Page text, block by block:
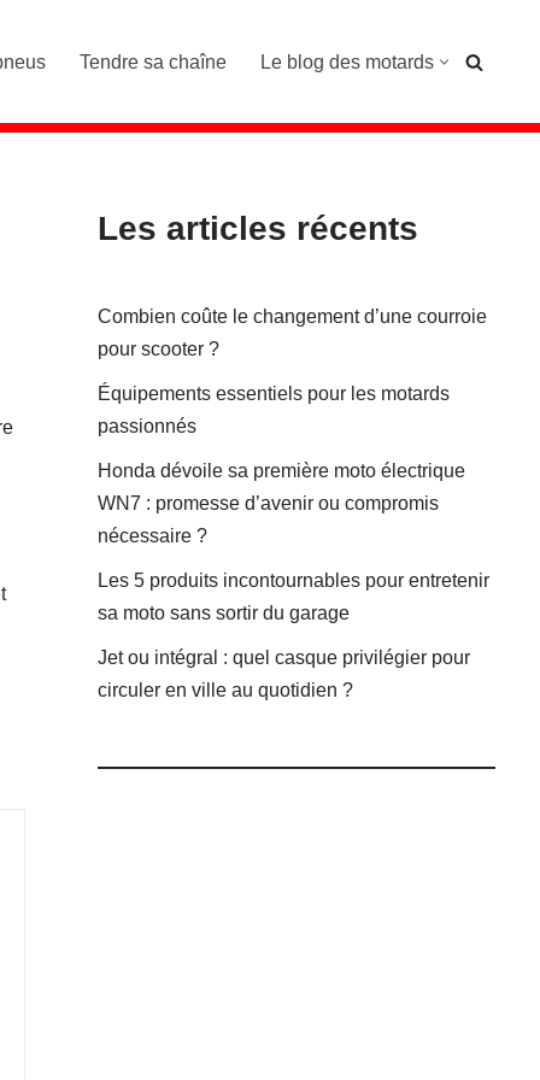
Tendre sa chaîne Le blog des motards
Les articles récents
Combien coûte le changement d’une courroie
pour scooter ?
Équipements essentiels pour les motards
passionnés
Honda dévoile sa première moto électrique
WN7 : promesse d’avenir ou compromis
nécessaire ?
Les 5 produits incontournables pour entretenir
sa moto sans sortir du garage
Jet ou intégral : quel casque privilégier pour
circuler en ville au quotidien ?